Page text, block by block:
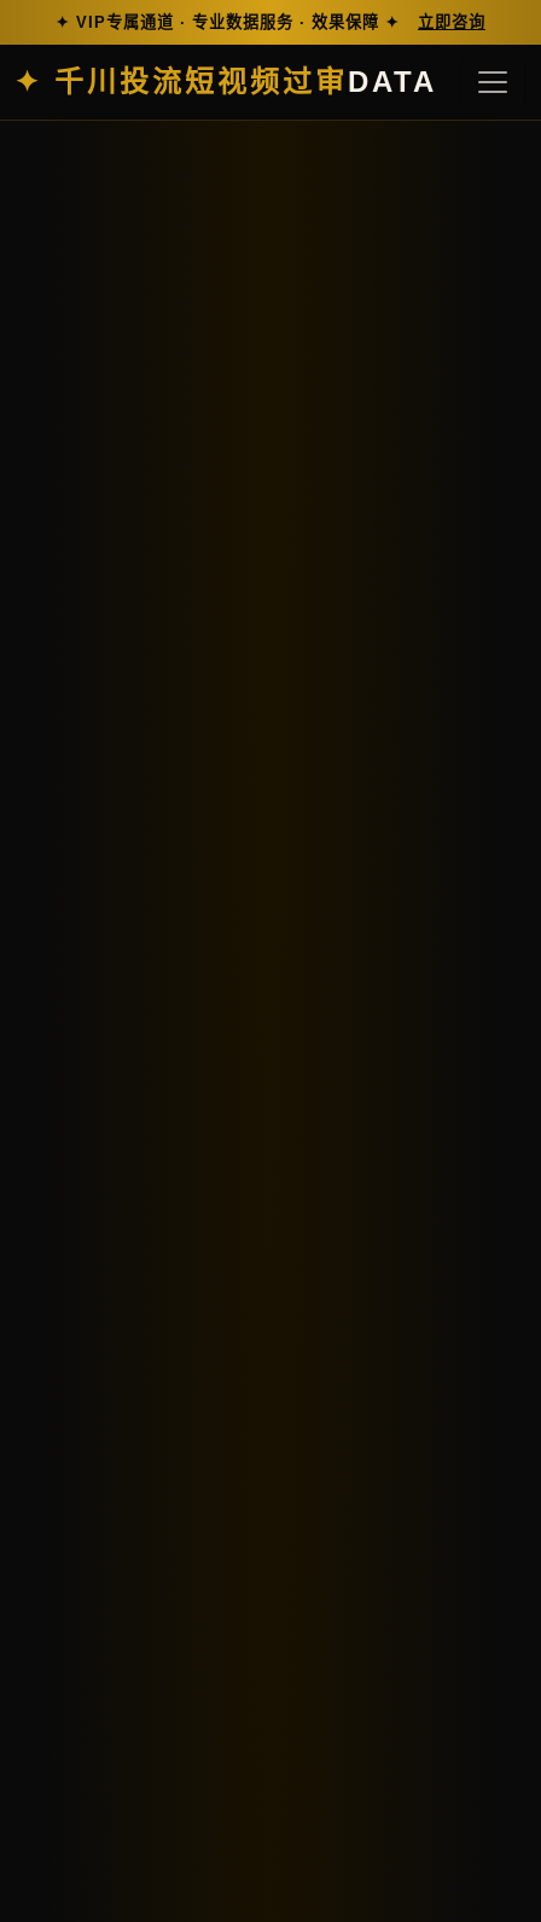
✦ VIP专属通道 · 专业数据服务 · 效果保障 ✦ 立即咨询
✦ 千川投流短视频过审DATA